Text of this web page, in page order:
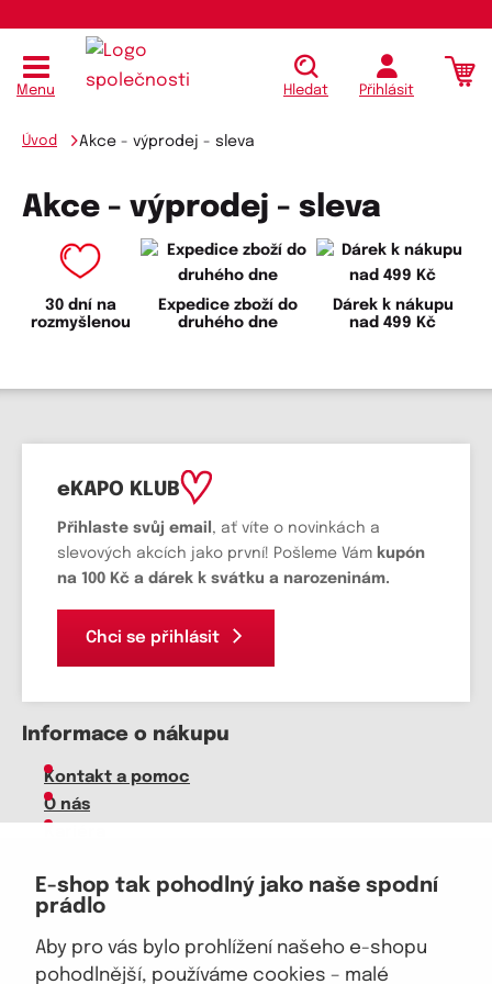
E-shop tak pohodlný jako naše spodní
prádlo
Aby pro vás bylo prohlížení našeho e-shopu
pohodlnější, používáme cookies – malé
Menu Hledat Přihlásit
Úvod Akce - výprodej - sleva
Akce - výprodej - sleva
30 dní na
rozmyšlenou
Expedice zboží do
druhého dne
Dárek k nákupu
nad 499 Kč
eKAPO KLUB
Přihlaste svůj email , ať víte o novinkách a
slevových akcích jako první! Pošleme Vám kupón
na 100 Kč a dárek k svátku a narozeninám.
Chci se přihlásit
Informace o nákupu
Kontakt a pomoc
O nás
Velkoobchod
Vrácení zboží, reklamace
Obchodní podmínky
Průvodce spokojené ženy